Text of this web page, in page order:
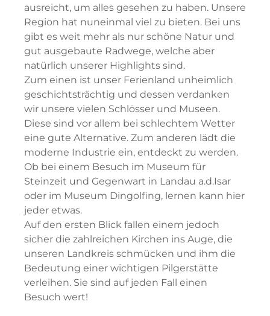
ausreicht, um alles gesehen zu haben. Unsere
Region hat nuneinmal viel zu bieten. Bei uns
gibt es weit mehr als nur schöne Natur und
gut ausgebaute Radwege, welche aber
natürlich unserer Highlights sind.
Zum einen ist unser Ferienland unheimlich
geschichtsträchtig und dessen verdanken
wir unsere vielen Schlösser und Museen.
Diese sind vor allem bei schlechtem Wetter
eine gute Alternative. Zum anderen lädt die
moderne Industrie ein, entdeckt zu werden.
Ob bei einem Besuch im Museum für
Steinzeit und Gegenwart in Landau a.d.Isar
oder im Museum Dingolfing, lernen kann hier
jeder etwas.
Auf den ersten Blick fallen einem jedoch
sicher die zahlreichen Kirchen ins Auge, die
unseren Landkreis schmücken und ihm die
Bedeutung einer wichtigen Pilgerstätte
verleihen. Sie sind auf jeden Fall einen
Besuch wert!